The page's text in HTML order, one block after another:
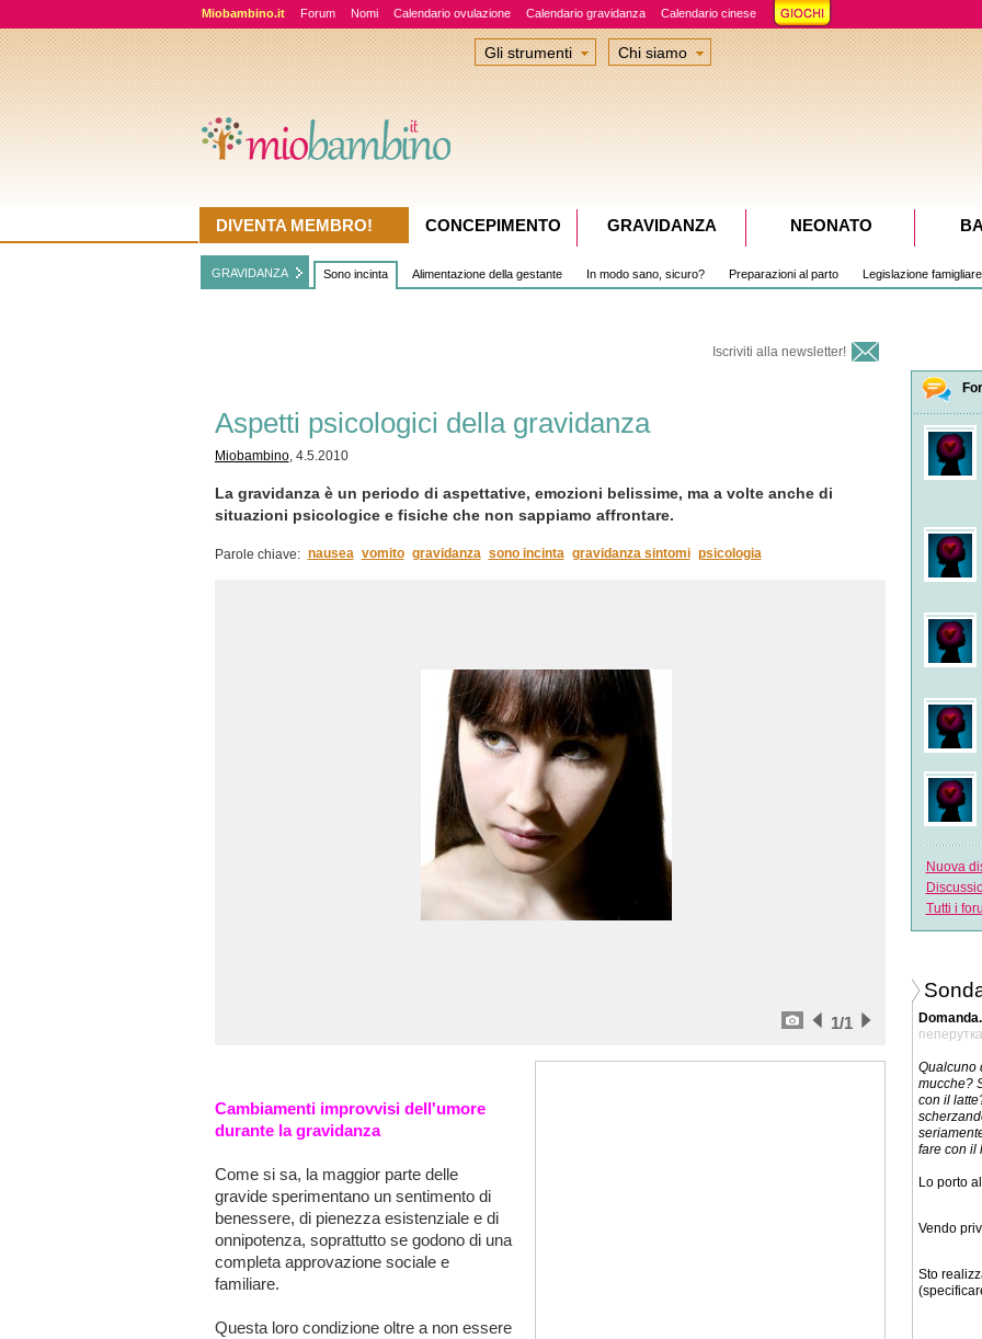
Miobambino.it Forum Nomi Calendario ovulazione Calendario gravidanza Calendario cinese
GRAVIDANZA Sono incinta Alimentazione della gestante In modo sano, sicuro? Preparazioni al parto Legislazione famigliare
Iscriviti alla newsletter!
Aspetti psicologici della gravidanza
Miobambino, 4.5.2010
La gravidanza è un periodo di aspettative, emozioni belissime, ma a volte anche di
situazioni psicologice e fisiche che non sappiamo affrontare.
Parole chiave: nausea vomito gravidanza sono incinta gravidanza sintomi psicologia
/1
1
Cambiamenti improvvisi dell'umore
durante la gravidanza
Come si sa, la maggior parte delle
gravide sperimentano un sentimento di
benessere, di pienezza esistenziale e di
onnipotenza, soprattutto se godono di una
completa approvazione sociale e
familiare.
Questa loro condizione oltre a non essere
Nuova
Tutti i
Domanda.
Qualcuno
mucche?
con il
fare con il
Lo porto
Vendo
Sto
Gli strumenti Chi siamo
DIVENTA MEMBRO! CONCEPIMENTO GRAVIDANZA NEONATO